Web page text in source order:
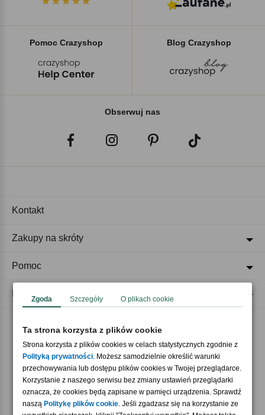
Pomoc Crazyshop Blog Crazyshop
Obserwuj nas
Akceptujemy płatności
Kontakt
Zakupy na skróty
Pomoc
Zgoda Szczegóły O plikach cookie
Ta strona korzysta z plików cookie
Strona korzysta z plików cookies w celach statystycznych zgodnie z
Polityką prywatności. Możesz samodzielnie określić warunki
przechowywania lub dostępu plików cookies w Twojej przeglądarce.
Korzystanie z naszego serwisu bez zmiany ustawień przeglądarki
oznacza, że cookies będą zapisane w pamięci urządzenia. Sprawdź
naszą Politykę plików cookie. Jeśli zgadzasz się na korzystanie ze